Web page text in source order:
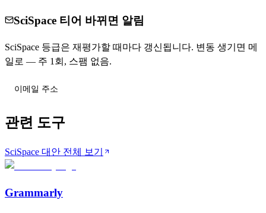
SciSpace 티어 바뀌면 알림
SciSpace 등급은 재평가할 때마다 갱신됩니다. 변동 생기면 메
일로 — 주 1회, 스팸 없음.
관련 도구
SciSpace 대안 전체 보기
Grammarly